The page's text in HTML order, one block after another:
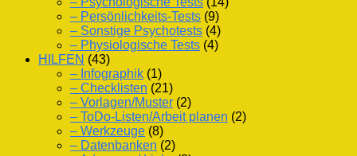
– Persönlichkeits-Tests (9)
– Sonstige Psychotests (4)
– Physiologische Tests (4)
HILFEN (43)
– Infographik (1)
– Checklisten (21)
– Vorlagen/Muster (2)
– ToDo-Listen/Arbeit planen (2)
– Werkzeuge (8)
– Datenbanken (2)